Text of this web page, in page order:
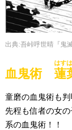
出典:吾峠呼世晴『鬼
血鬼術 蓮
はす
童磨の血鬼術も判
先程も信者の女
系の血鬼術！！